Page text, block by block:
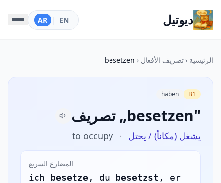
ديوتيل EN
|
AR
الرئيسية ‹ تصريف الأفعال ‹
besetzen
B1
haben
تصريف „besetzen"
يشغل (مكاناً) / يحتل ·
to occupy
المضارع السريع
ich besetze , du besetzst , er